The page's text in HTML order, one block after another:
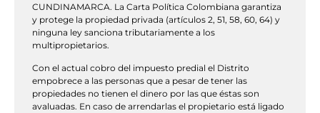
CUNDINAMARCA. La Carta Política Colombiana garantiza
y protege la propiedad privada (artículos 2, 51, 58, 60, 64) y
ninguna ley sanciona tributariamente a los
multipropietarios.
Con el actual cobro del impuesto predial el Distrito
empobrece a las personas que a pesar de tener las
propiedades no tienen el dinero por las que éstas son
avaluadas. En caso de arrendarlas el propietario está ligado